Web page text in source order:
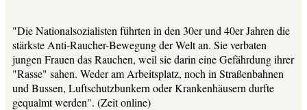
"Die Nationalsozialisten führten in den 30er und 40er Jahren die
stärkste Anti-Raucher-Bewegung der Welt an. Sie verbaten
jungen Frauen das Rauchen, weil sie darin eine Gefährdung ihrer
"Rasse" sahen. Weder am Arbeitsplatz, noch in Straßenbahnen
und Bussen, Luftschutzbunkern oder Krankenhäusern durfte
gequalmt werden". (Zeit online)